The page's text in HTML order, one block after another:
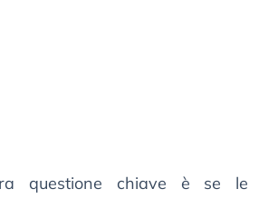
questione chiave è se le